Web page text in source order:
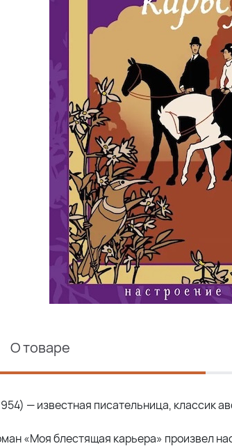
О товаре
— известная писательница, классик
«Моя блестящая карьера» произвел